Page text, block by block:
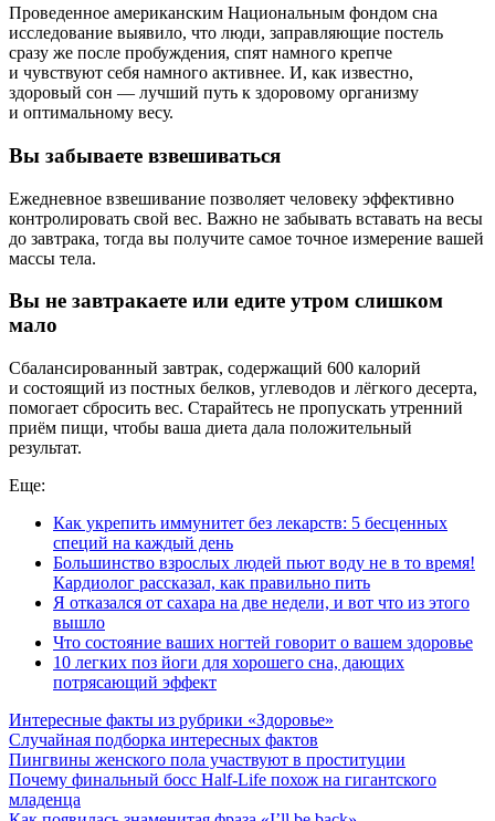
Проведенное американским Национальным фондом сна
исследование выявило, что люди, заправляющие постель
сразу же после пробуждения, спят намного крепче
и чувствуют себя намного активнее. И, как известно,
здоровый сон — лучший путь к здоровому организму
и оптимальному весу.
Вы забываете взвешиваться
Ежедневное взвешивание позволяет человеку эффективно
контролировать свой вес. Важно не забывать вставать на весы
до завтрака, тогда вы получите самое точное измерение вашей
массы тела.
Вы не завтракаете или едите утром слишком
мало
Сбалансированный завтрак, содержащий 600 калорий
и состоящий из постных белков, углеводов и лёгкого десерта,
помогает сбросить вес. Старайтесь не пропускать утренний
приём пищи, чтобы ваша диета дала положительный
результат.
Еще:
Как укрепить иммунитет без лекарств: 5 бесценных
специй на каждый день
Большинство взрослых людей пьют воду не в то время!
Кардиолог рассказал, как правильно пить
Я отказался от сахара на две недели, и вот что из этого
вышло
Что состояние ваших ногтей говорит о вашем здоровье
10 легких поз йоги для хорошего сна, дающих
потрясающий эффект
Интересные факты из рубрики «Здоровье»
Случайная подборка интересных фактов
Пингвины женского пола участвуют в проституции
Почему финальный босс Half-Life похож на гигантского
младенца